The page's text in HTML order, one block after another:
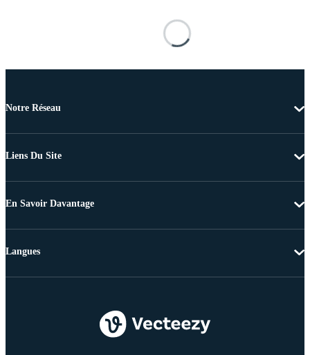
Notre Réseau
Liens Du Site
En Savoir Davantage
Langues